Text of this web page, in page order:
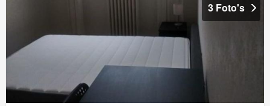
3 Foto's